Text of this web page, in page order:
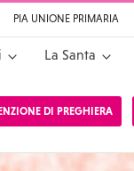
PIA UNIONE PRIMARIA
La Santa
DI PREGHIERA